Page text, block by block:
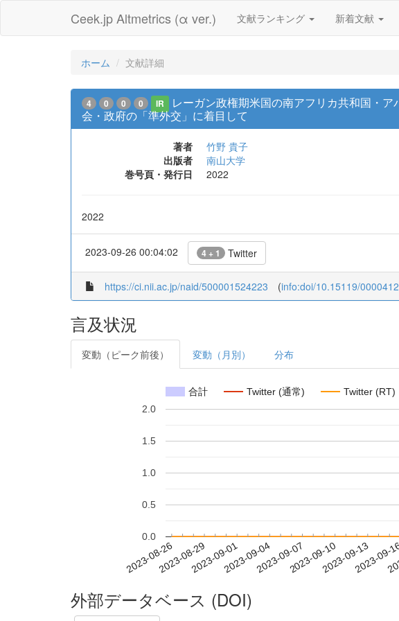
Ceek.jp Altmetrics (α ver.) 文献ランキング 新着文献
ホーム 文献詳細
4 0 0 0 IR
レーガン政権期米国の南アフリカ共和国・
会・政府の「準外交」に着目して
著者
竹野 貴子
出版者
南山大学
巻号頁・発行日
2022
2022
2023-09-26 00:04:02 4 + 1 Twitter
https://ci.nii.ac.jp/naid/500001524223 (info:doi/10.15119/
言及状況
変動（ピーク前後） 変動（月別） 分布
合計 Twitter (通常) Twitter (RT)
2023-08-262023-08-292023-09-012023-09-042023-09-072023-09-102023-09-132023-09-
0.0
0.5
1.0
1.5
2.0
外部データベース (DOI)